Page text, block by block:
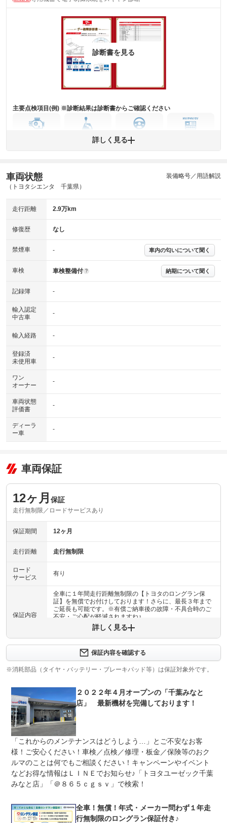
診断書を見る
主要点検項目(例) ※診断結果は診断書からご確認ください
ミッション
ステアリング
ABS その他
※グー故障診断は保証サービスではございません。購入時は必ず現車をご
※実際にお渡しする故障診断書につきましては、形式および表示項目が異
※グー故障診断書はあくまでも実施時点での診断結果となります。将来に
わたり車両状態を担保するものではありませんので、車両情報等の詳細は
詳しく見る
車両状態
（トヨタシエンタ 千葉県）
装備略号／用語解説
走行距離 2.9万km
修復歴 なし
禁煙車 - 車内の匂いについて聞く
車検 車検整備付 ? 納期について聞く
記録簿 -
輸入認定
中古車
-
輸入経路 -
登録済
未使用車
-
ワン
オーナー
-
車両状態
評価書
-
ディーラ
ー車
-
車両保証
12ヶ月 保証
走行無制限／ロードサービスあり
保証期間 12ヶ月
走行距離 走行無制限
ロード
サービス
有り
保証内容
全車に１年間走行距離無制限の【トヨタのロングラン保
証】を無償でお付けしております！さらに、最長３年まで
ご延長も可能です。※有償ご納車後の故障・不具合時のご
不安・ご心配が軽減されますね♪
保証項目
エンジン／ミッション／ブレーキ／ナビ・エアコン等電装
部品 ６０項目約５０００部品ものパーツが保証対象に
修理回数 無制限
上限金額
車両本体価格
なっております。ご相談ください。
免責金 無し
保証修理
受付先
-
法定整備
※車検なし・車検整備付の場合は法定24ヶ月点検整備付
※商用車は6ヶ月または12ヶ月点検整備付
詳しく見る
保証内容を確認する
※消耗部品（タイヤ・バッテリー・ブレーキパッド等）は保証対象外です。
２０２２年４月オープンの「千葉みなと
店」 最新機材を完備しております！
「これからのメンテナンスはどうしよう…」とご不安なお客
様！ご安心ください！車検／点検／修理・板金／保険等のおク
ルマのことは何でもご相談ください！キャンペーンやイベント
などお得な情報はＬＩＮＥでお知らせ♪「トヨタユーゼック千葉
みなと店」「＠８６５ｃｇｓｖ」で検索！
全車！無償！年式・メーカー問わず１年走
行無制限のロングラン保証付き♪